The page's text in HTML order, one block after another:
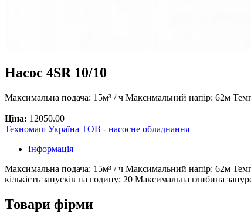
Насос 4SR 10/10
Максимальна подача: 15м³ / ч Максимальний напір: 62м
Ціна: 12050.00
Техномаш Україна ТОВ - насосне обладнання
Інформація
Максимальна подача: 15м³ / ч Максимальний напір: 62м
кількість запусків на годину: 20 Максимальна глибина
Товари фірми